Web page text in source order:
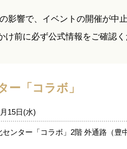
影響で、イベントの開催が中
け前に必ず公式情報をご確認
ー「コラボ」
15日(水)
センター「コラボ」2階 外通路（豊